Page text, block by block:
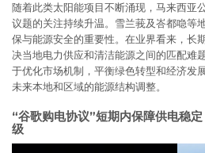
随着此类太阳能项目不断涌现，马来西亚
议题的关注持续升温。雪兰莪及峇都喼等
保与能源安全的重要性。在业界看来，长
决当地电力供应和清洁能源之间的匹配难
于优化市场机制，平衡绿色转型和经济发
未来本地和区域的能源结构调整。
“谷歌购电协议”短期内保障供电稳
级